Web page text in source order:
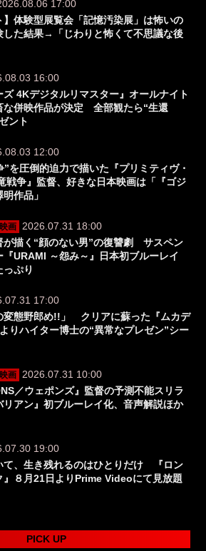
17:00
】体験型展覧会「記憶汚染展」は怖いの
た結果→「じわりと怖くて不思議な後
16:00
ズ 4Kデジタルリマスター』オールナイト
な併映作品が決定 全部観たら“生還
ント
12:00
”を圧倒的迫力で描いた『プリミティヴ・
戦争』監督、好きな日本映画は「『ゴジ
作品」
映画
2026.07.31 18:00
が描く“顔のない男”の復讐劇 サスペン
『URAMI ～怨み～』日本初ブルーレイ
ぷり
17:00
変態野郎め!!」 クリアに蘇った『ムカデ
りハイター博士の“異常なプレゼン”シー
映画
2026.07.31 10:00
／ウェポンズ』監督の予測不能スリラ
リアン』初ブルーレイ化、音声解説ほか
19:00
て、生き残れるのはひとりだけ 『ロン
』８月21日よりPrime Videoにて見放題
PICK UP